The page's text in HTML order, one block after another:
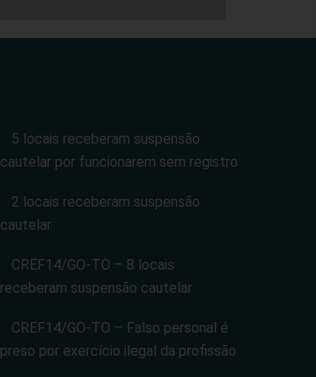
5 locais receberam suspensão
cautelar por funcionarem sem registro
2 locais receberam suspensão
cautelar
CREF14/GO-TO – 8 locais
receberam suspensão cautelar
CREF14/GO-TO – Falso personal é
preso por exercício ilegal da profissão